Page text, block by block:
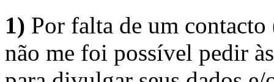
1) Por falta de um
não me foi possível pedir